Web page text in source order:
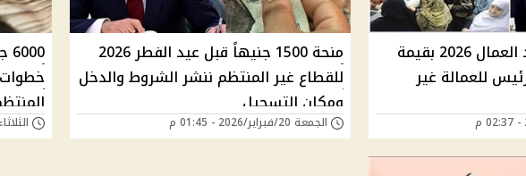
بدء صرف منحة عيد العمال 2026 بقيمة
الرئيس للعمالة غير
منحة 1500 جنيهاً قبل عيد الفطر 2026
للقطاع غير المنتظم ننشر الشروط والدخل
ومكان التسجيل
الجمعة 20/فبراير/2026 - 01:45 م
المنتظمة 2025 بعد
الثلاثاء 28/يناير/